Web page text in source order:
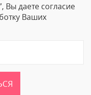
Вы даете согласие
Ваших